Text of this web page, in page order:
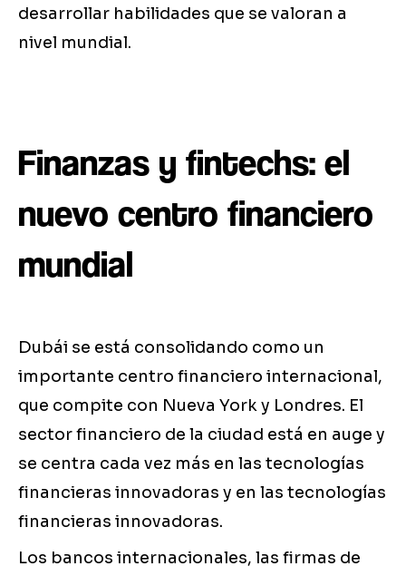
desarrollar habilidades que se valoran a
nivel mundial.
Finanzas y fintechs: el
nuevo centro financiero
mundial
Dubái se está consolidando como un
importante centro financiero internacional,
que compite con Nueva York y Londres. El
sector financiero de la ciudad está en auge y
se centra cada vez más en las tecnologías
financieras innovadoras y en las tecnologías
financieras innovadoras.
Los bancos internacionales, las firmas de